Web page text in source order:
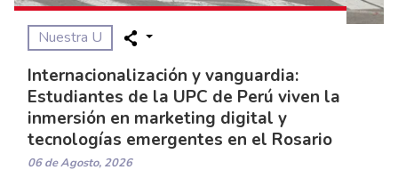
Nuestra U
Internacionalización y vanguardia:
Estudiantes de la UPC de Perú viven la
inmersión en marketing digital y
tecnologías emergentes en el Rosario
06 de Agosto, 2026